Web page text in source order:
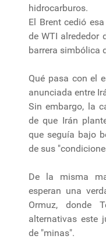
hidrocarburos.
El Brent cedió
de WTI alrededor
barrera simbólica
Qué pasa con el
anunciada entre
Sin embargo, la
de que Irán
que seguía bajo
de sus
De la misma
esperan una
Ormuz, donde
alternativas este
de "minas".